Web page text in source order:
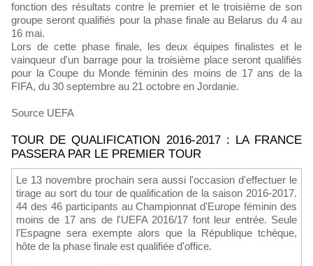
fonction des résultats contre le premier et le troisième de son
groupe seront qualifiés pour la phase finale au Belarus du 4 au
16 mai.
Lors de cette phase finale, les deux équipes finalistes et le
vainqueur d'un barrage pour la troisième place seront qualifiés
pour la Coupe du Monde féminin des moins de 17 ans de la
FIFA, du 30 septembre au 21 octobre en Jordanie.
Source UEFA
TOUR DE QUALIFICATION 2016-2017 : LA FRANCE
PASSERA PAR LE PREMIER TOUR
Le 13 novembre prochain sera aussi l'occasion d'effectuer le
tirage au sort du tour de qualification de la saison 2016-2017.
44 des 46 participants au Championnat d'Europe féminin des
moins de 17 ans de l'UEFA 2016/17 font leur entrée. Seule
l'Espagne sera exempte alors que la République tchèque,
hôte de la phase finale est qualifiée d'office.